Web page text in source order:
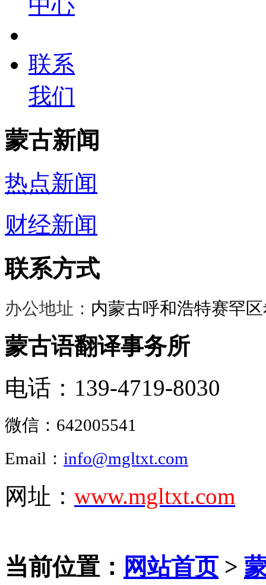
联系
我们
蒙古新闻
热点新闻
财经新闻
联系方式
办公地址： 内蒙古呼和浩特赛罕
蒙古语翻译事务所
电话：139-4719-8030
微信： 642005541
Email： info@mgltxt.com
网址： www.mgltxt.com
当前位置： 网站首页>